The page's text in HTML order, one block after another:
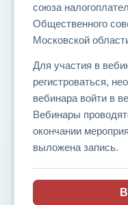
союза
Общественного
Московской
Для участия в
регистроваться,
вебинара войти в
Вебинары
окончании
выложена запись.